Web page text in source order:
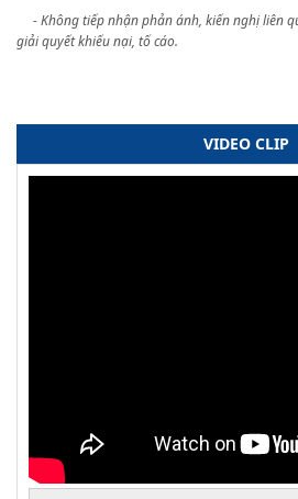
- Không tiếp nhận phản ánh, kiến nghị liên
giải quyết khiếu nại, tố cáo.
VIDEO CLIP